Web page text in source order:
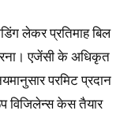
लेकर प्रतिमाह बिल
एजेंसी के अधिकृत
परमिट प्रदान
विजिलेन्स केस तैयार